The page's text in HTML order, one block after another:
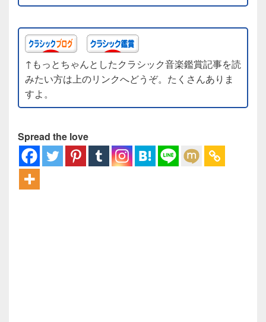
↑もっとちゃんとしたクラシック音楽鑑賞記事を読
みたい方は上のリンクへどうぞ。たくさんありま
すよ。
Spread the love